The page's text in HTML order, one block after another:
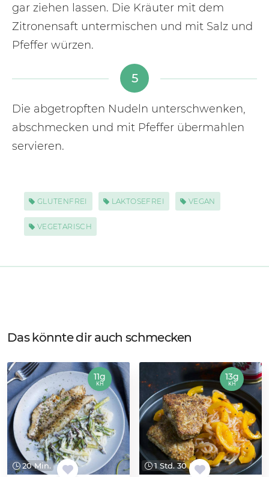
gar ziehen lassen. Die Kräuter mit dem
Zitronensaft untermischen und mit Salz und
Pfeffer würzen.
5
Die abgetropften Nudeln unterschwenken,
abschmecken und mit Pfeffer übermahlen
servieren.
GLUTENFREI LAKTOSEFREI VEGAN
VEGETARISCH
Das könnte dir auch schmecken
20 Min.
11g
KH
1 Std. 30 Min.
13g
KH